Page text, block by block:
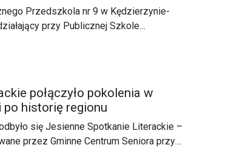
Przedszkola nr 9 w Kędzierzynie-
przy Publicznej Szkole
połączyło pokolenia w
po historię regionu
się Jesienne Spotkanie Literackie –
przez Gminne Centrum Seniora przy